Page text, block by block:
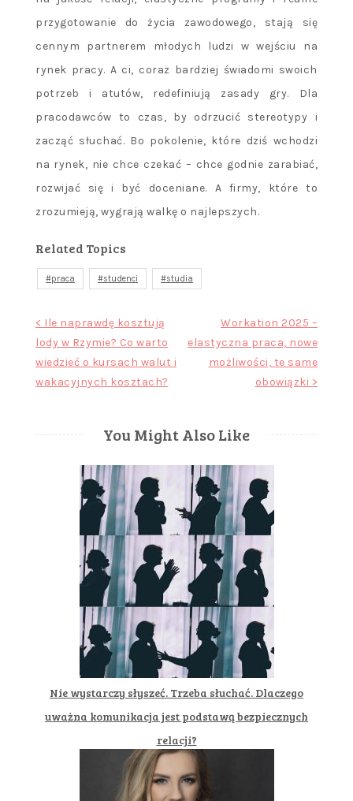
przygotowanie do życia zawodowego, stają się
cennym partnerem młodych ludzi w wejściu na
rynek pracy. A ci, coraz bardziej świadomi swoich
potrzeb i atutów, redefiniują zasady gry. Dla
pracodawców to czas, by odrzucić stereotypy i
zacząć słuchać. Bo pokolenie, które dziś wchodzi
na rynek, nie chce czekać – chce godnie zarabiać,
rozwijać się i być doceniane. A firmy, które to
zrozumieją, wygrają walkę o najlepszych.
Related Topics
praca studenci studia
Nawigacja
wpisu
< Ile naprawdę kosztują
lody w Rzymie? Co warto
wiedzieć o kursach walut i
wakacyjnych kosztach?
Workation 2025 –
elastyczna praca, nowe
możliwości, te same
obowiązki >
You Might Also Like
Nie wystarczy słyszeć. Trzeba słuchać. Dlaczego
uważna komunikacja jest podstawą bezpiecznych
relacji?